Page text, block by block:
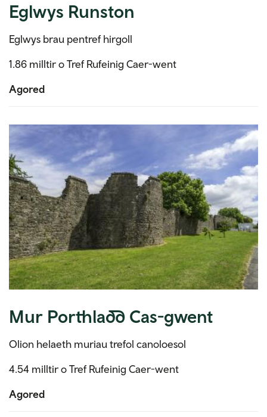
Eglwys Runston
Eglwys brau pentref hirgoll
1.86 milltir o Tref Rufeinig Caer-went
Agored
Mur Porthladd Cas-gwent
Olion helaeth muriau trefol canoloesol
4.54 milltir o Tref Rufeinig Caer-went
Agored